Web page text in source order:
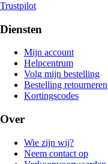
Trustpilot
Diensten
Mijn account
Helpcentrum
Volg mijn bestelling
Bestelling retourneren
Kortingscodes
Over
Wie zijn wij?
Neem contact op